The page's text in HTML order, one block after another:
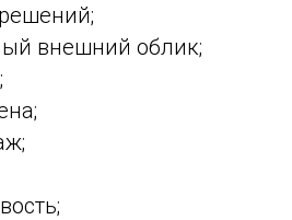
внешний облик;